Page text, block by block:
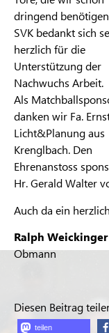
dringend
SVK bedankt sich
herzlich für die
Unterstützung der
Nachwuchs Arbeit.
Als
danken wir Fa.
Licht&Planung aus
Krenglbach. Den
Ehrenanstoss
Hr. Gerald Walter
Auch da ein
Ralph Weickinger
Obmann
Diesen Beitrag
teilen